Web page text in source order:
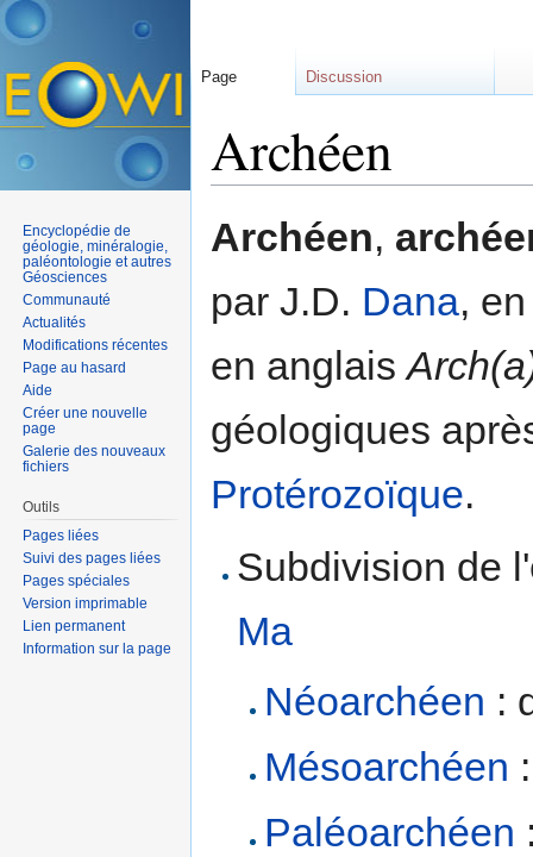
Archéen
Archéen,
par J.D. Dana,
en anglais
géologiques
Protérozoïque.
Subdivision de
Ma
Néoarchéen :
Mésoarchéen
Paléoarchéen
Page Discussion
Encyclopédie de
géologie, minéralogie,
paléontologie et autres
Géosciences
Communauté
Actualités
Modifications récentes
Page au hasard
Aide
Créer une nouvelle
page
Galerie des nouveaux
fichiers
Outils
Pages liées
Suivi des pages liées
Pages spéciales
Version imprimable
Lien permanent
Information sur la page